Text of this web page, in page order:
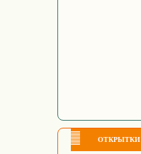
ОТКРЫТКИ